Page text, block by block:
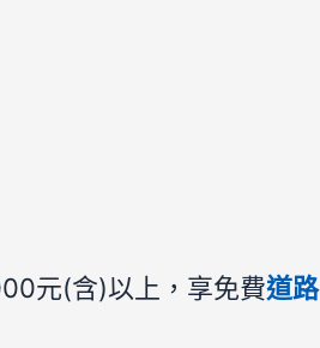
元(含)以上，享免費道路